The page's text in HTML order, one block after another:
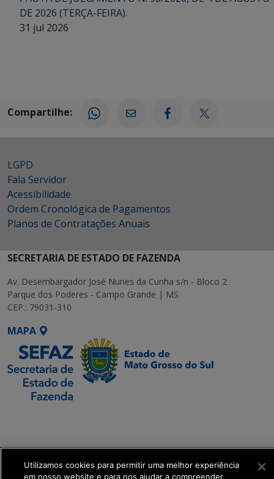
DE 2026 (TERÇA-FEIRA).
31 jul 2026
Compartilhe:
LGPD
Fala Servidor
Acessibilidade
Ordem Cronológica de Pagamentos
Planos de Contratações Anuais
SECRETARIA DE ESTADO DE FAZENDA
Av. Desembargador José Nunes da Cunha s/n - Bloco 2
Parque dos Poderes - Campo Grande | MS
CEP.: 79031-310
MAPA
Transformação Digital
Utilizamos cookies para permitir uma melhor experiência
em nosso website e para nos ajudar a compreender